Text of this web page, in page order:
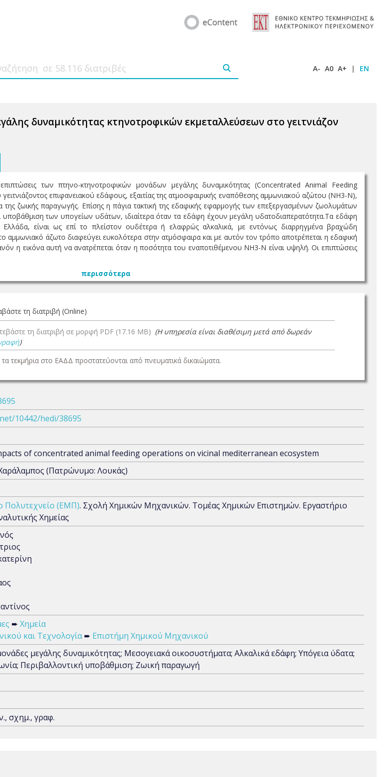
A- A0 A+ | EN
δυναμικότητας κτηνοτροφικών εκμεταλλεύσεων στο γειτνιάζον
των πτηνο-κτηνοτροφικών μονάδων μεγάλης δυναμικότητας (Concentrated Animal Feeding
επιφανειακού εδάφους, εξαιτίας της ατμοσφαιρικής εναπόθεσης αμμωνιακού αζώτου (ΝΗ3-Ν),
ζωικής παραγωγής. Επίσης η πάγια τακτική της εδαφικής εφαρμογής των επεξεργασμένων ζωολυμάτων
των υπογείων υδάτων, ιδιαίτερα όταν τα εδάφη έχουν μεγάλη υδατοδιαπερατότητα.Τα εδάφη
είναι ως επί το πλείστον ουδέτερα ή ελαφρώς αλκαλικά, με εντόνως διαρρηγμένα βραχώδη
άζωτο διαφεύγει ευκολότερα στην ατμόσφαιρα και με αυτόν τον τρόπο αποτρέπεται η εδαφική
η εικόνα αυτή να ανατρέπεται όταν η ποσότητα του εναποτιθέμενου ΝΗ3-Ν είναι υψηλή. Οι επιπτώσεις
περισσότερα
τη διατριβή (Online)
τη διατριβή σε μορφή PDF (17.16 MB) (Η υπηρεσία είναι διαθέσιμη μετά από δωρεάν
)
τεκμήρια στο ΕΑΔΔ προστατεύονται από πνευματικά δικαιώματα.
10442/hedi/38695
of concentrated animal feeding operations on vicinal mediterranean ecosystem
(Πατρώνυμο: Λουκάς)
Πολυτεχνείο (ΕΜΠ). Σχολή Χημικών Μηχανικών. Τομέας Χημικών Επιστημών. Εργαστήριο
Χημείας
➨ Χημεία
και Τεχνολογία➨ Επιστήμη Χημικού Μηχανικού
μεγάλης δυναμικότητας; Μεσογειακά οικοσυστήματα; Αλκαλικά εδάφη; Υπόγεια ύδατα;
Περιβαλλοντική υποβάθμιση; Ζωική παραγωγή
σχημ., γραφ.